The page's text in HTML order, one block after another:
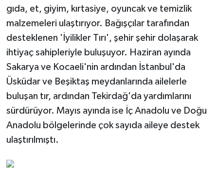
gıda, et, giyim, kırtasiye, oyuncak ve temizlik
malzemeleri ulaştırıyor. Bağışçılar tarafından
desteklenen 'İyilikler Tırı', şehir şehir dolaşarak
ihtiyaç sahipleriyle buluşuyor. Haziran ayında
Sakarya ve Kocaeli'nin ardından İstanbul'da
Üsküdar ve Beşiktaş meydanlarında ailelerle
buluşan tır, ardından Tekirdağ'da yardımlarını
sürdürüyor. Mayıs ayında ise İç Anadolu ve Doğu
Anadolu bölgelerinde çok sayıda aileye destek
ulaştırılmıştı.